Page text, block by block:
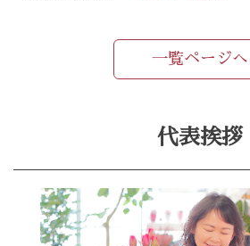
一覧ページへ
代表挨拶